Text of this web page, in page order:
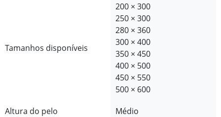
Tamanhos disponíveis
200 × 300
250 × 300
280 × 360
300 × 400
350 × 450
400 × 500
450 × 550
500 × 600
Altura do pelo
Médio